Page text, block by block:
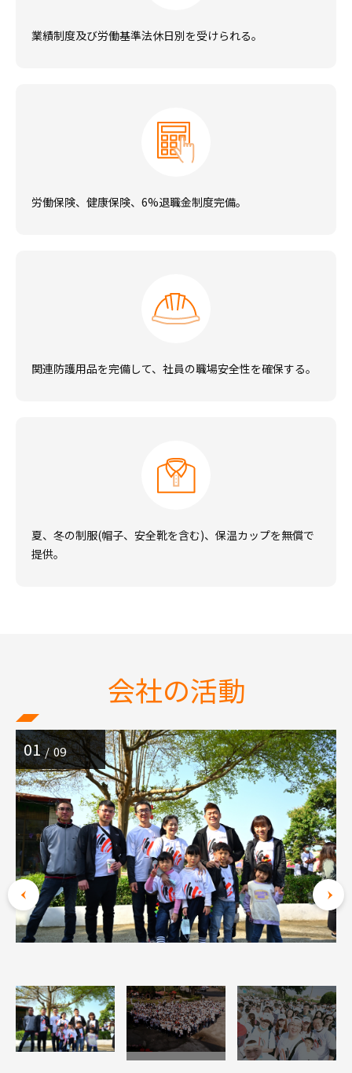
業績制度及び労働基準法休日別を受けられる。
労働保険、健康保険、6%退職金制度完備。
関連防護用品を完備して、社員の職場安全性を確保する。
夏、冬の制服(帽子、安全靴を含む)、保温カップを無償で
提供。
会社の活動
01 09